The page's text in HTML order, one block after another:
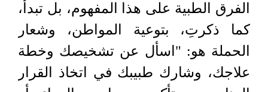
الفرق الطبية على هذا المفهوم، بل تبدأ،
كما ذكرتِ، بتوعية المواطن، وشعار
الحملة هو: "اسأل عن تشخيصك وخطة
علاجك، وشارك طبيبك في اتخاذ القرار